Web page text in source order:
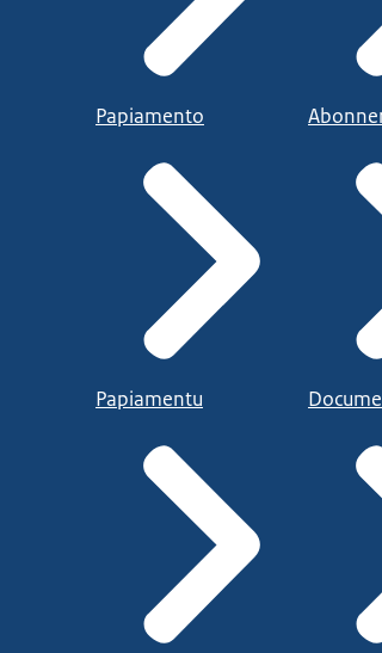
Papiamento
Papiamentu